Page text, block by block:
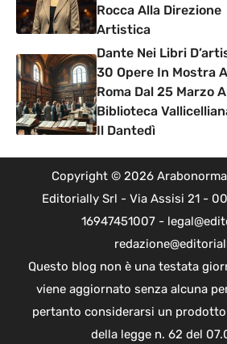
Rocca Alla Direzione
Artistica
Dante Nei Libri
30 Opere In Mostra A
Roma Dal 25 Marzo
Biblioteca
Il Dantedì
Copyright © 2026
Editorially Srl - Via Assisi 21 -
16947451007 -
Questo blog non è una testata
viene aggiornato senza alcuna
pertanto considerarsi un
della legge n. 62 del